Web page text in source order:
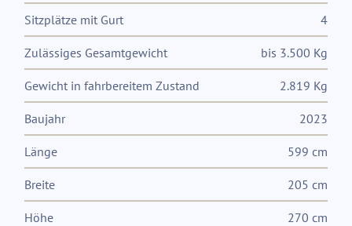
Sitzplätze mit Gurt 4
Zulässiges Gesamtgewicht bis 3.500 Kg
Gewicht in fahrbereitem Zustand 2.819 Kg
Baujahr 2023
Länge 599 cm
Breite 205 cm
Höhe 270 cm